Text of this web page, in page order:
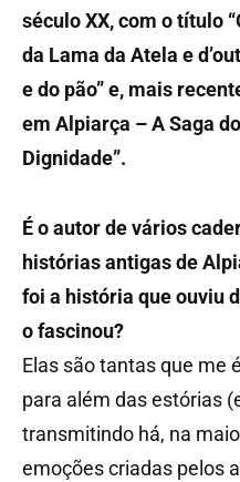
século XX, com o título
da Lama da Atela e
e do pão” e, mais
em Alpiarça – A Saga
Dignidade”.
É o autor de vários
histórias antigas de
foi a história que ouviu
o fascinou?
Elas são tantas que me
para além das estórias
transmitindo há, na
emoções criadas pelos